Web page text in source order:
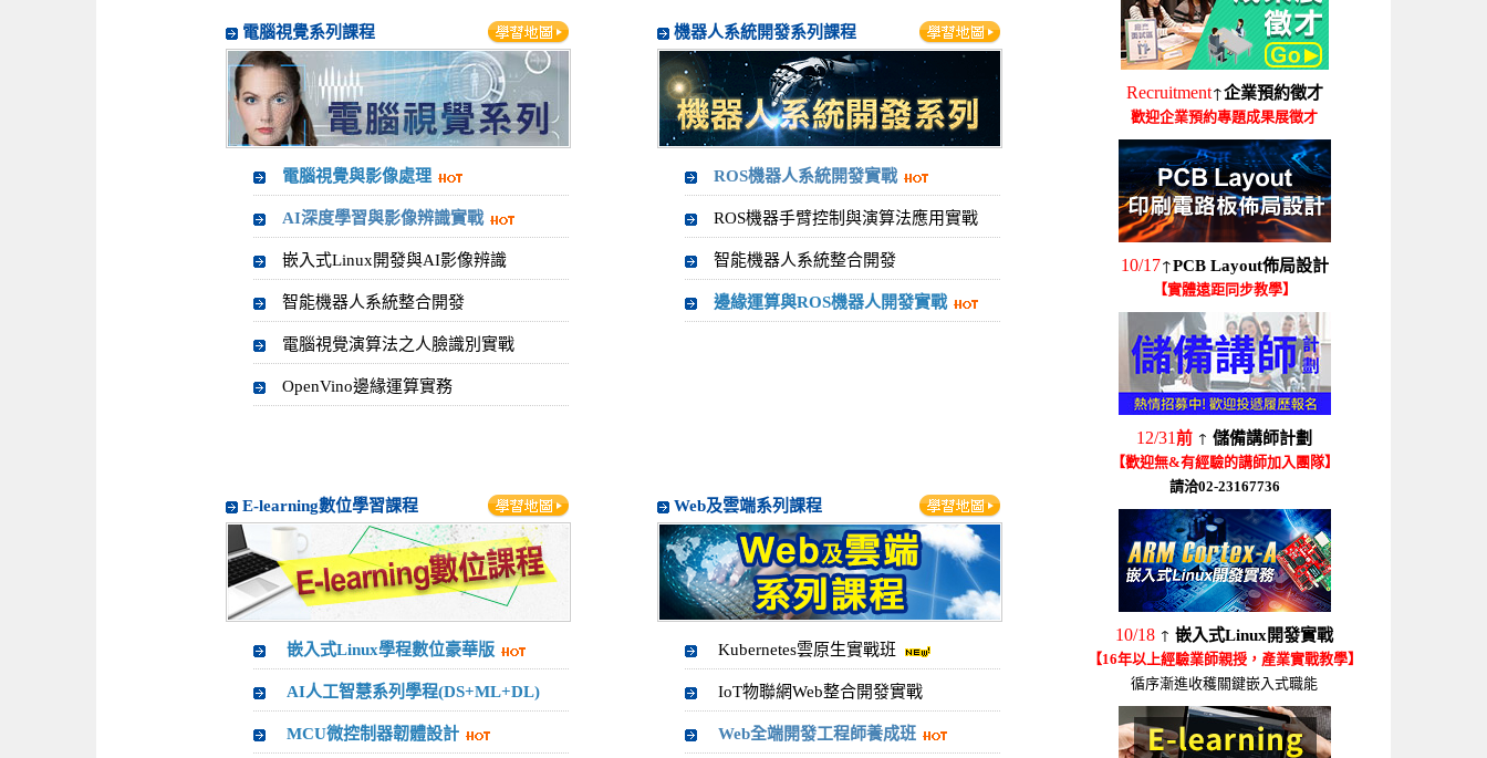
電腦視覺系列課程
電腦視覺與影像處理
AI深度學習與影像辨識實戰
嵌入式Linux開發與AI影像辨識
智能機器人系統整合開發
電腦視覺演算法之人臉識別實戰
OpenVino邊緣運算實務
機器人系統開發系列課程
ROS機器人系統開發實戰
ROS機器手臂控制與演算法應用實戰
智能機器人系統整合開發
邊緣運算與ROS機器人開發實戰
E-learning數位學習課程
嵌入式Linux學程數位豪華版
AI人工智慧系列學程(DS+ML+DL)
MCU微控制器韌體設計
Web及雲端系列課程
Kubernetes雲原生實戰班
IoT物聯網Web整合開發實戰
Web全端開發工程師養成班
Recruitment↑企業預約徵才
歡迎企業預約專題成果展徵才
10/17↑PCB Layout佈局設計
【實體遠距同步教學】
12/31前 ↑ 儲備講師計劃
【歡迎無&有經驗的講師加入團隊】
請洽02-23167736
10/18 ↑ 嵌入式Linux開發實戰
【16年以上經驗業師親授，產業實戰教學】
循序漸進收穫關鍵嵌入式職能